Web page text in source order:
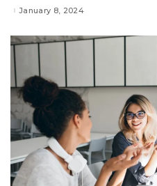
January 8, 2024